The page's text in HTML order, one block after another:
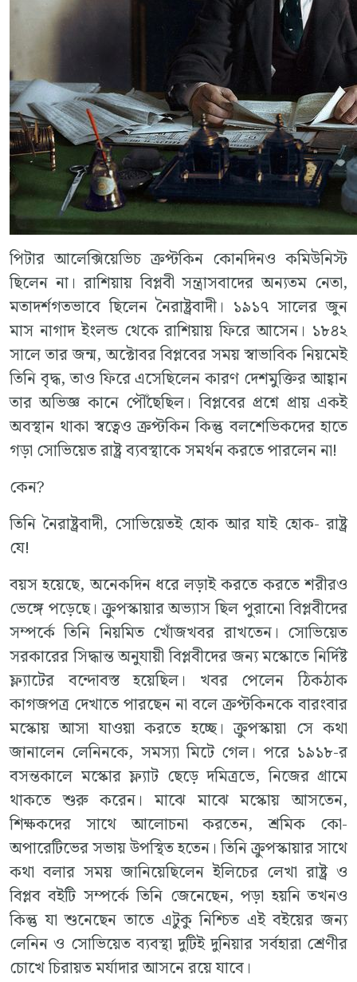
পিটার আলেক্সিয়েভিচ ক্রপ্টকিন কোনদিনও কমিউনিস্ট
ছিলেন না। রাশিয়ায় বিপ্লবী সন্ত্রাসবাদের অন্যতম নেতা,
মতাদর্শগতভাবে ছিলেন নৈরাষ্ট্রবাদী। ১৯১৭ সালের জুন
মাস নাগাদ ইংলন্ড থেকে রাশিয়ায় ফিরে আসেন। ১৮৪২
সালে তার জন্ম, অক্টোবর বিপ্লবের সময় স্বাভাবিক নিয়মেই
তিনি বৃদ্ধ, তাও ফিরে এসেছিলেন কারণ দেশমুক্তির আহ্বান
তার অভিজ্ঞ কানে পৌঁছেছিল। বিপ্লবের প্রশ্নে প্রায় একই
অবস্থান থাকা স্বত্বেও ক্রপ্টকিন কিন্তু বলশেভিকদের হাতে
গড়া সোভিয়েত রাষ্ট্র ব্যবস্থাকে সমর্থন করতে পারলেন না!
কেন?
তিনি নৈরাষ্ট্রবাদী, সোভিয়েতই হোক আর যাই হোক- রাষ্ট্র
যে!
বয়স হয়েছে, অনেকদিন ধরে লড়াই করতে করতে শরীরও
ভেঙ্গে পড়েছে। ক্রুপস্কায়ার অভ্যাস ছিল পুরানো বিপ্লবীদের
সম্পর্কে তিনি নিয়মিত খোঁজখবর রাখতেন। সোভিয়েত
সরকারের সিদ্ধান্ত অনুযায়ী বিপ্লবীদের জন্য মস্কোতে নির্দিষ্ট
ফ্ল্যাটের বন্দোবস্ত হয়েছিল। খবর পেলেন ঠিকঠাক
কাগজপত্র দেখাতে পারছেন না বলে ক্রপ্টকিনকে বারংবার
মস্কোয় আসা যাওয়া করতে হচ্ছে। ক্রুপস্কায়া সে কথা
জানালেন লেনিনকে, সমস্যা মিটে গেল। পরে ১৯১৮-র
বসন্তকালে মস্কোর ফ্ল্যাট ছেড়ে দমিত্রভে, নিজের গ্রামে
থাকতে শুরু করেন। মাঝে মাঝে মস্কোয় আসতেন,
শিক্ষকদের সাথে আলোচনা করতেন, শ্রমিক কো-
অপারেটিভের সভায় উপস্থিত হতেন। তিনি ক্রুপস্কায়ার সাথে
কথা বলার সময় জানিয়েছিলেন ইলিচের লেখা রাষ্ট্র ও
বিপ্লব বইটি সম্পর্কে তিনি জেনেছেন, পড়া হয়নি তখনও
কিন্তু যা শুনেছেন তাতে এটুকু নিশ্চিত এই বইয়ের জন্য
লেনিন ও সোভিয়েত ব্যবস্থা দুটিই দুনিয়ার সর্বহারা শ্রেণীর
চোখে চিরায়ত মর্যাদার আসনে রয়ে যাবে।